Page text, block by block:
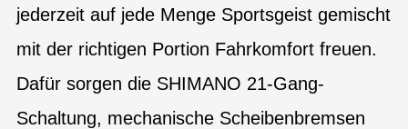
jederzeit auf jede Menge Sportsgeist gemischt
mit der richtigen Portion Fahrkomfort freuen.
Dafür sorgen die SHIMANO 21-Gang-
Schaltung, mechanische Scheibenbremsen